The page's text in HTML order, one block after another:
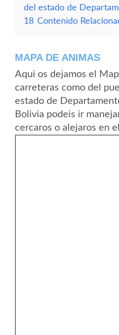
del estado de
18 Contenido
MAPA DE ANIMAS
Aqui os dejamos el
carreteras como del
estado de
Bolivia podeis ir
cercaros o alejaros en